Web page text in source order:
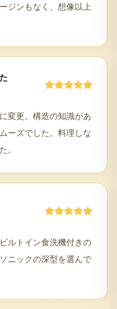
ジンもなく、想像以上
変更。構造の知識があ
ーズでした。料理しな
。
ルトイン食洗機付きの
ニックの深型を選んで